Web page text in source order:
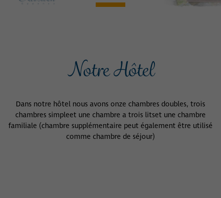
Notre Hôtel
Dans notre hôtel nous avons onze chambres doubles, trois
chambres simpleet une chambre a trois litset une chambre
familiale (chambre supplémentaire peut également être utilisé
comme chambre de séjour)